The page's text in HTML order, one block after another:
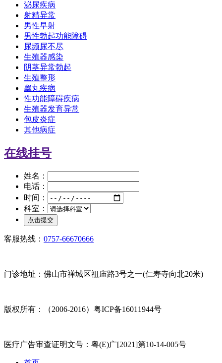
泌尿疾病
射精异常
男性早射
男性勃起功能障碍
尿频尿不尽
生殖器感染
阴茎异常勃起
生殖整形
睾丸疾病
性功能障碍疾病
生殖器发育异常
包皮炎症
其他病症
在线挂号
姓名：
电话：
时间：
科室：
客服热线： 0757-66670666
门诊地址：佛山市禅城区祖庙路3号之一(仁寿寺向北20米)
版权所有：（2006-2016）粤ICP备16011944号
医疗广告审查证明文号：粤(E)广[2021]第10-14-005号